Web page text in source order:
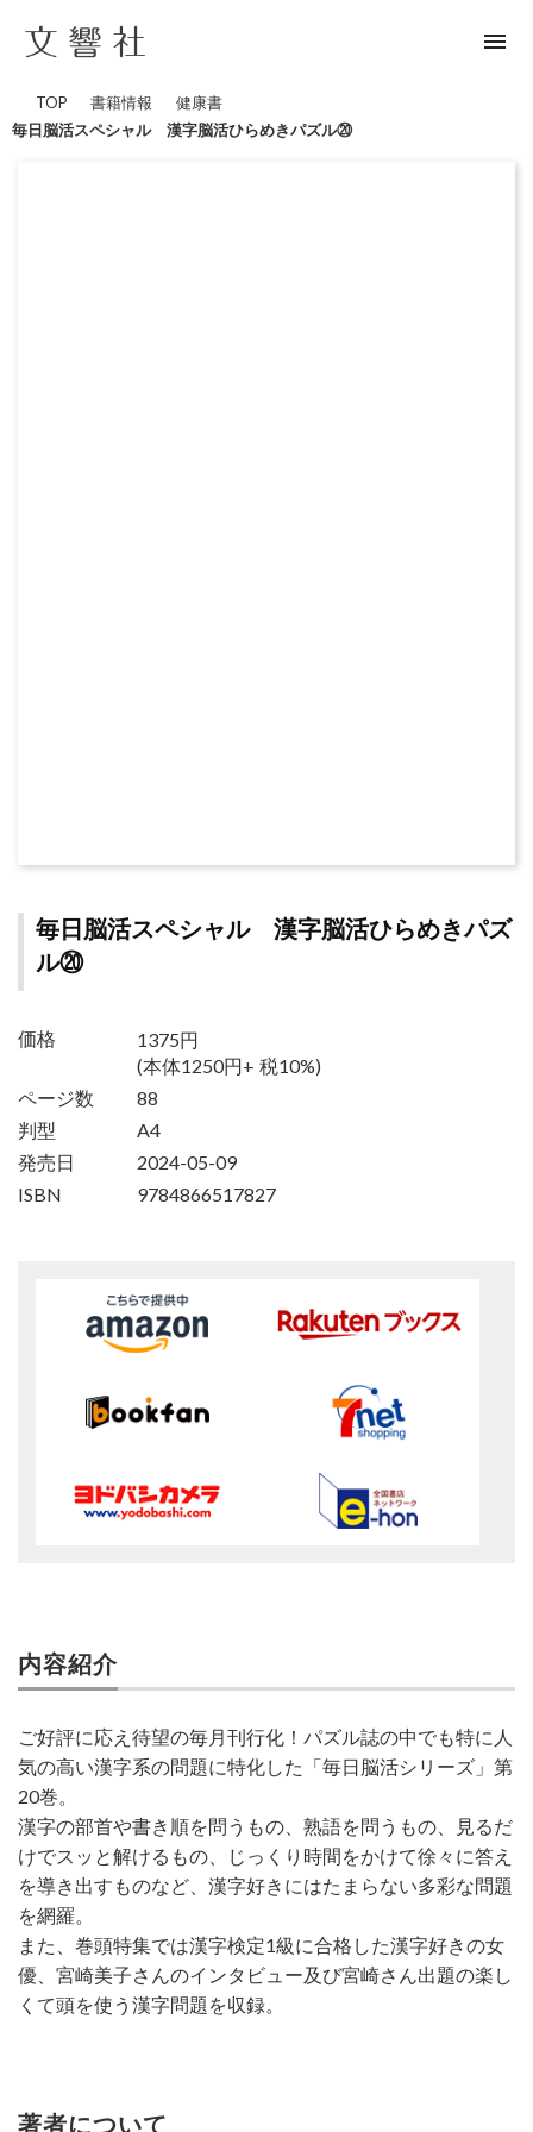
menu
TOP 書籍情報
健康書
毎日脳活スペシャル 漢字脳活ひらめきパズル⑳
毎日脳活スペシャル 漢字脳活ひらめきパズ
ル⑳
価格
1375円
(本体1250円+ 税10%)
ページ数
88
判型
A4
発売日
2024-05-09
ISBN
9784866517827
内容紹介
ご好評に応え待望の毎月刊行化！パズル誌の中でも特に人
気の高い漢字系の問題に特化した「毎日脳活シリーズ」第
20巻。
漢字の部首や書き順を問うもの、熟語を問うもの、見るだ
けでスッと解けるもの、じっくり時間をかけて徐々に答え
を導き出すものなど、漢字好きにはたまらない多彩な問題
を網羅。
また、巻頭特集では漢字検定1級に合格した漢字好きの女
優、宮崎美子さんのインタビュー及び宮崎さん出題の楽し
くて頭を使う漢字問題を収録。
著者について